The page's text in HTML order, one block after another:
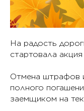
На радость
стартовала
Отмена штрафов
полного
заемщиком на